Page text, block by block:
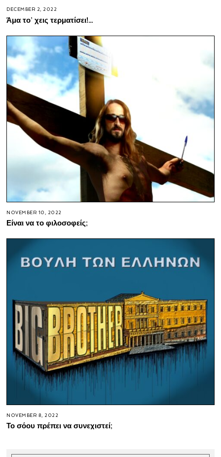
DECEMBER 2, 2022
Άμα το’ χεις τερματίσει!…
NOVEMBER 10, 2022
Είναι να το φιλοσοφείς;
NOVEMBER 8, 2022
Το σόου πρέπει να συνεχιστεί;